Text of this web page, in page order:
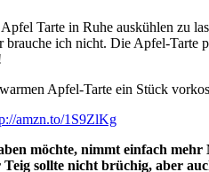
Tarte in Ruhe auskühlen zu
ich nicht. Die Apfel-Tarte
Apfel-Tarte ein Stück
amzn.to/1S9ZlKg
möchte, nimmt einfach
sollte nicht brüchig, aber